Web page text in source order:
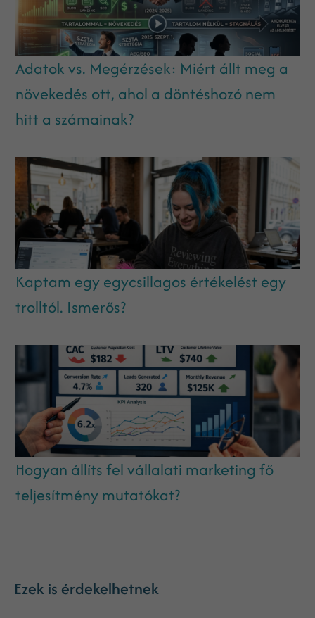
Adatok vs. Megérzések: Miért állt meg a
növekedés ott, ahol a döntéshozó nem
hitt a számainak?
Kaptam egy egycsillagos értékelést egy
trolltól. Ismerős?
Hogyan állíts fel vállalati marketing fő
teljesítmény mutatókat?
Ezek is érdekelhetnek